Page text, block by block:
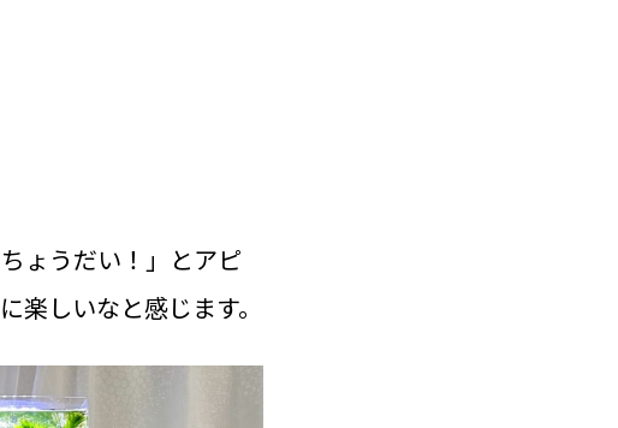
ょうだい！」とアピ
楽しいなと感じます。